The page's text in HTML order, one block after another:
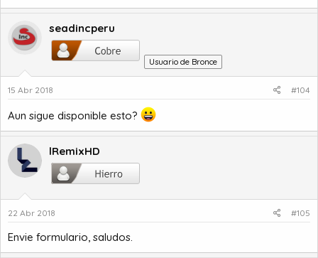
seadincperu
Usuario de Bronce
15 Abr 2018 #104
Aun sigue disponible esto?
lRemixHD
22 Abr 2018 #105
Envie formulario, saludos.